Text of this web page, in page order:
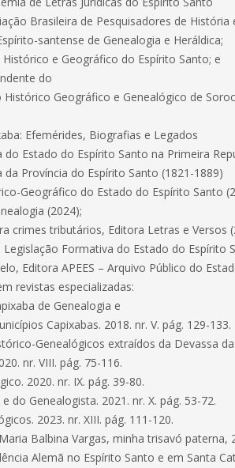
Brasileira de Pesquisadores de História
santense de Genealogia e Heráldica;
Histórico e Geográfico do Espírito Santo; e
do
Histórico Geográfico e Genealógico de
Efemérides, Biografias e Legados
Estado do Espírito Santo na Primeira
Província do Espírito Santo (1821-1889)
Geográfico do Estado do Espírito Santo
(2024);
crimes tributários, Editora Letras e Versos
Legislação Formativa do Estado do Espírito
Editora APEES – Arquivo Público do
revistas especializadas:
de Genealogia e
Capixabas. 2018. nr. V. pág. 129-133.
Genealógicos extraídos da Devassa
nr. VIII. pág. 75-116.
2020. nr. IX. pág. 39-80.
do Genealogista. 2021. nr. X. pág. 53-72.
2023. nr. XIII. pág. 111-120.
Balbina Vargas, minha trisavó paterna,
Alemã no Espírito Santo e em Santa